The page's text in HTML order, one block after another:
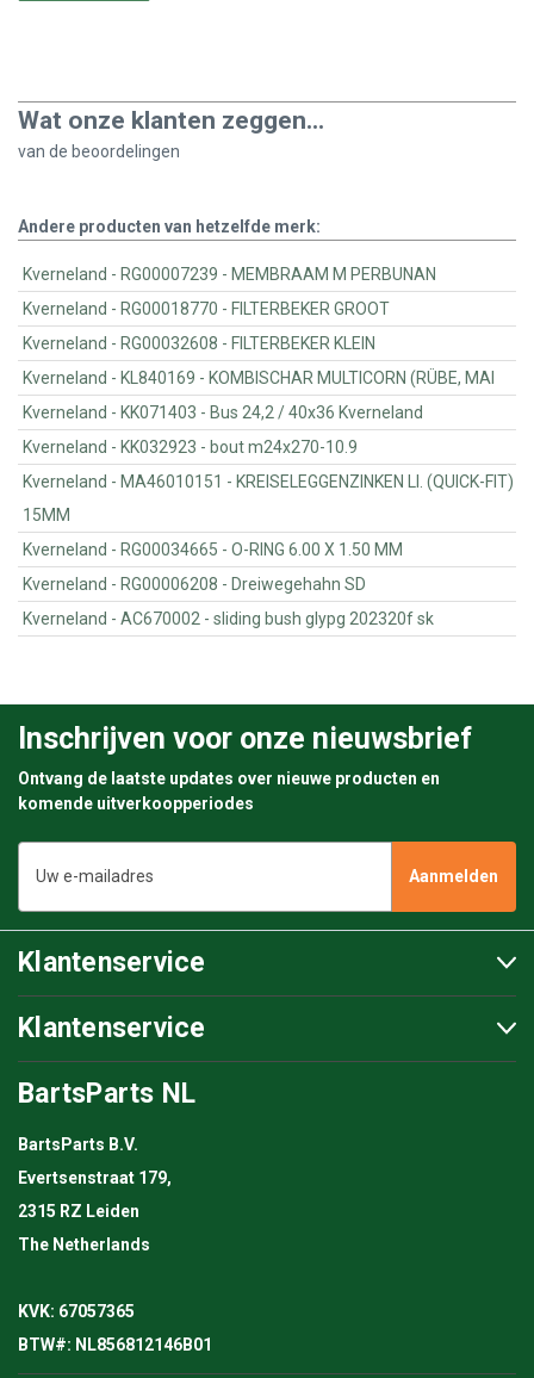
Wat onze klanten zeggen...
van de beoordelingen
Andere producten van hetzelfde merk:
Kverneland - RG00007239 - MEMBRAAM M PERBUNAN
Kverneland - RG00018770 - FILTERBEKER GROOT
Kverneland - RG00032608 - FILTERBEKER KLEIN
Kverneland - KL840169 - KOMBISCHAR MULTICORN (RÜBE, MAI
Kverneland - KK071403 - Bus 24,2 / 40x36 Kverneland
Kverneland - KK032923 - bout m24x270-10.9
Kverneland - MA46010151 - KREISELEGGENZINKEN LI. (QUICK-FIT)
15MM
Kverneland - RG00034665 - O-RING 6.00 X 1.50 MM
Kverneland - RG00006208 - Dreiwegehahn SD
Kverneland - AC670002 - sliding bush glypg 202320f sk
Inschrijven voor onze nieuwsbrief
Ontvang de laatste updates over nieuwe producten en
komende uitverkoopperiodes
mailadres
Klantenservice
Klantenservice
BartsParts NL
BartsParts B.V.
Evertsenstraat 179,
2315 RZ Leiden
The Netherlands
KVK: 67057365
BTW#: NL856812146B01